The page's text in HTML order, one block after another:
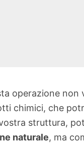
operazione non
chimici, che
struttura,
naturale, ma